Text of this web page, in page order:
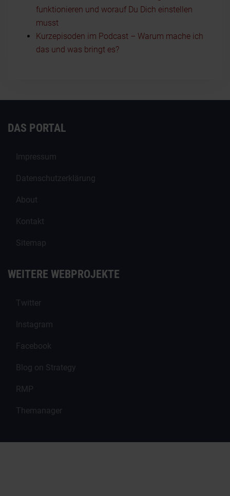
funktionieren und worauf Du Dich einstellen
musst
Kurzepisoden im Podcast – Warum mache ich
das und was bringt es?
DAS PORTAL
Impressum
Datenschutzerklärung
About
Kontakt
Sitemap
WEITERE WEBPROJEKTE
Twitter
Instagram
Facebook
Blog on Strategy
RMP
Themanager